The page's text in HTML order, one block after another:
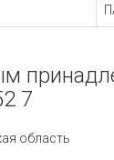
7
область